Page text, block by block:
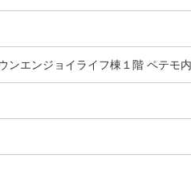
ンエンジョイライフ棟１階 ペテモ内